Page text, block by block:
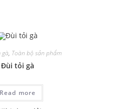
gà, Toàn bộ sản phẩm
Đùi tỏi gà
Read more